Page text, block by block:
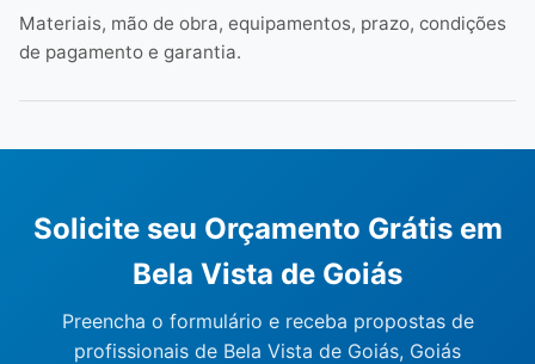
Materiais, mão de obra, equipamentos, prazo, condições
de pagamento e garantia.
Solicite seu Orçamento Grátis em
Bela Vista de Goiás
Preencha o formulário e receba propostas de
profissionais de Bela Vista de Goiás, Goiás